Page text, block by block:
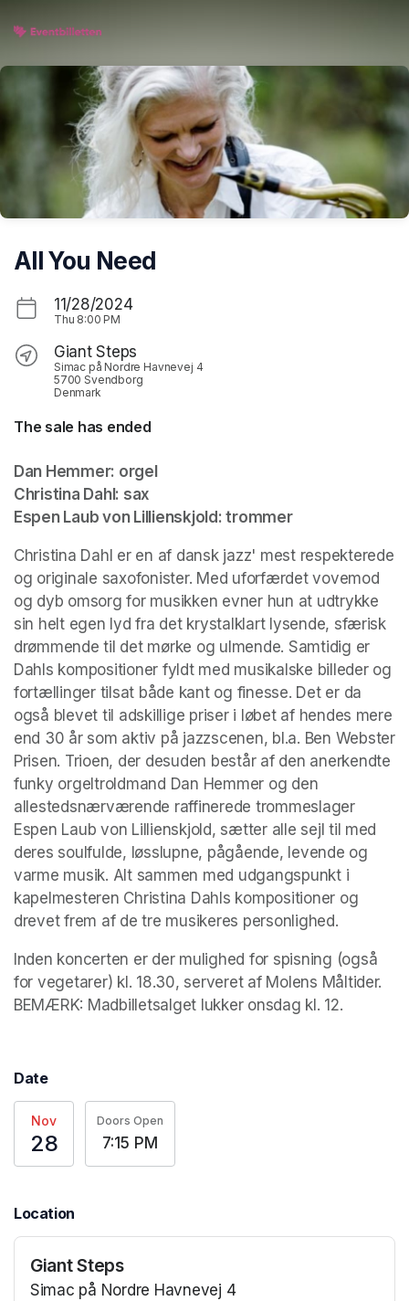
All You Need
11/28/2024
Thu 8:00 PM
Giant Steps
Simac på Nordre Havnevej 4
5700 Svendborg
Denmark
The sale has ended
Dan Hemmer: orgel
Christina Dahl: sax
Espen Laub von Lillienskjold: trommer
Christina Dahl er en af dansk jazz' mest respekterede
og originale saxofonister. Med uforfærdet vovemod
og dyb omsorg for musikken evner hun at udtrykke
sin helt egen lyd fra det krystalklart lysende, sfærisk
drømmende til det mørke og ulmende. Samtidig er
Dahls kompositioner fyldt med musikalske billeder og
fortællinger tilsat både kant og finesse. Det er da
også blevet til adskillige priser i løbet af hendes mere
end 30 år som aktiv på jazzscenen, bl.a. Ben Webster
Prisen. Trioen, der desuden består af den anerkendte
funky orgeltroldmand Dan Hemmer og den
allestedsnærværende raffinerede trommeslager
Espen Laub von Lillienskjold, sætter alle sejl til med
deres soulfulde, løsslupne, pågående, levende og
varme musik. Alt sammen med udgangspunkt i
kapelmesteren Christina Dahls kompositioner og
drevet frem af de tre musikeres personlighed.
Inden koncerten er der mulighed for spisning (også
for vegetarer) kl. 18.30, serveret af Molens Måltider.
BEMÆRK: Madbilletsalget lukker onsdag kl. 12.
Date
Nov
28
Doors Open
7:15 PM
Location
Giant Steps
Simac på Nordre Havnevej 4